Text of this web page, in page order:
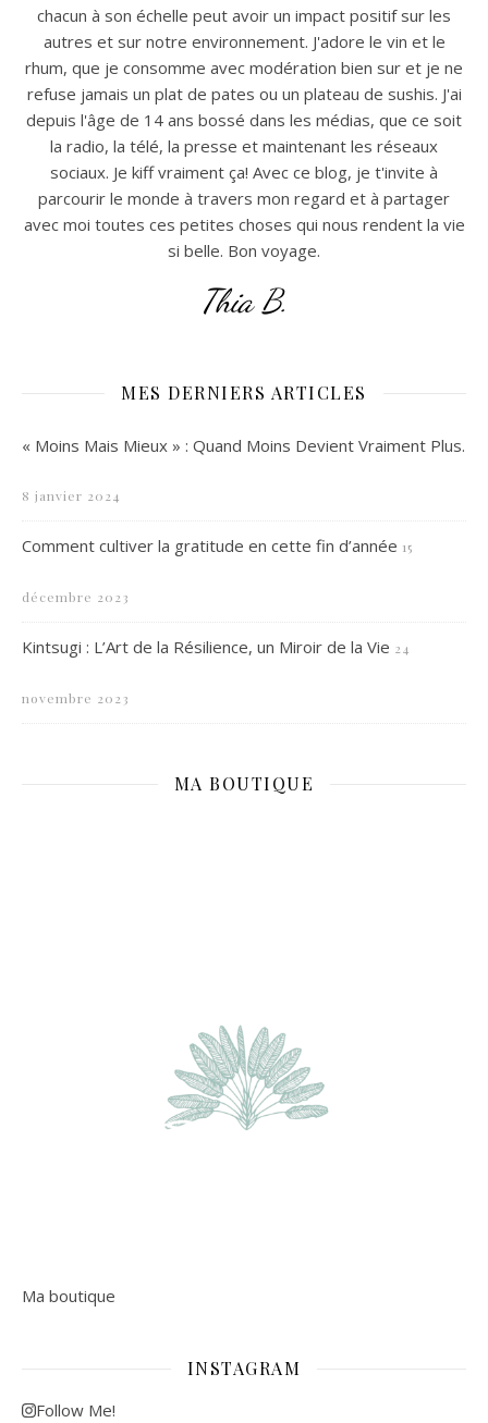
chacun à son échelle peut avoir un impact positif sur les
autres et sur notre environnement. J'adore le vin et le
rhum, que je consomme avec modération bien sur et je ne
refuse jamais un plat de pates ou un plateau de sushis. J'ai
depuis l'âge de 14 ans bossé dans les médias, que ce soit
la radio, la télé, la presse et maintenant les réseaux
sociaux. Je kiff vraiment ça! Avec ce blog, je t'invite à
parcourir le monde à travers mon regard et à partager
avec moi toutes ces petites choses qui nous rendent la vie
si belle. Bon voyage.
Thia B.
MES DERNIERS ARTICLES
« Moins Mais Mieux » : Quand Moins Devient Vraiment Plus.
8 janvier 2024
Comment cultiver la gratitude en cette fin d’année 15
décembre 2023
Kintsugi : L’Art de la Résilience, un Miroir de la Vie 24
novembre 2023
MA BOUTIQUE
Ma boutique
INSTAGRAM
Follow Me!